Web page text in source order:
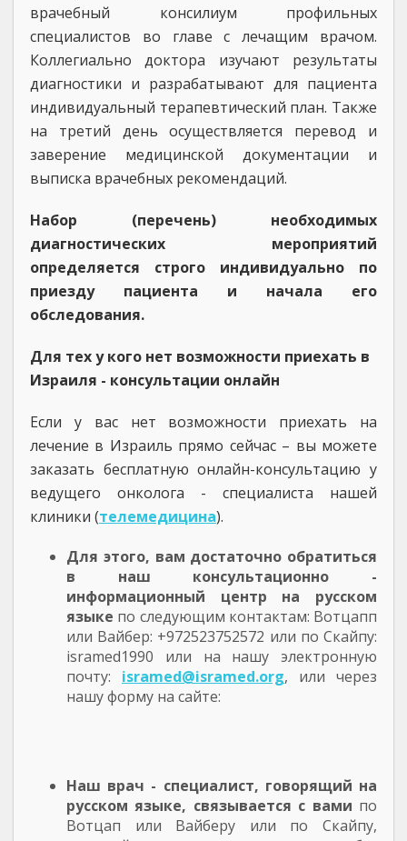
врачебный консилиум профильных
специалистов во главе с лечащим врачом.
Коллегиально доктора изучают результаты
диагностики и разрабатывают для пациента
индивидуальный терапевтический план. Также
на третий день осуществляется перевод и
заверение медицинской документации и
выписка врачебных рекомендаций.
Набор (перечень) необходимых
диагностических мероприятий
определяется строго индивидуально по
приезду пациента и начала его
обследования.
Для тех у кого нет возможности приехать в
Израиля - консультации онлайн
Если у вас нет возможности приехать на
лечение в Израиль прямо сейчас – вы можете
заказать бесплатную онлайн-консультацию у
ведущего онколога - специалиста нашей
клиники (телемедицина).
Для этого, вам достаточно обратиться
в наш консультационно -
информационный центр на русском
языке по следующим контактам: Вотцапп
или Вайбер: +972523752572 или по Скайпу:
isramed1990 или на нашу электронную
почту: isramed@isramed.org, или через
нашу форму на сайте:
Наш врач - специалист, говорящий на
русском языке, связывается с вами по
Вотцап или Вайберу или по Скайпу,